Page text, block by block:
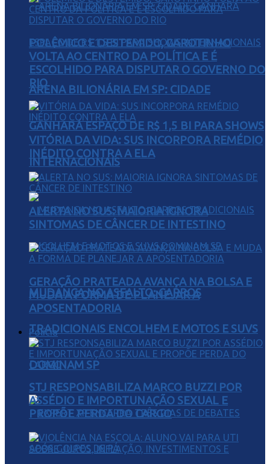
ARENA BILIONÁRIA EM SP: CIDADE
GANHARÁ ESPAÇO DE R$ 1,5 BI PARA SHOWS
INTERNACIONAIS
MUDANÇA NO ASFALTO: CARROS
TRADICIONAIS ENCOLHEM E MOTOS E SUVS
DOMINAM SP
POLÊMICO E DESTEMIDO, GAROTINHO
VOLTA AO CENTRO DA POLÍTICA E É
ESCOLHIDO PARA DISPUTAR O GOVERNO DO
RIO
VITÓRIA DA VIDA: SUS INCORPORA REMÉDIO
INÉDITO CONTRA A ELA
ALERTA NO SUS: MAIORIA IGNORA
SINTOMAS DE CÂNCER DE INTESTINO
GERAÇÃO PRATEADA AVANÇA NA BOLSA E
MUDA A FORMA DE PLANEJAR A
APOSENTADORIA
Polícia
STJ RESPONSABILIZA MARCO BUZZI POR
ASSÉDIO E IMPORTUNAÇÃO SEXUAL E
PROPÕE PERDA DO CARGO